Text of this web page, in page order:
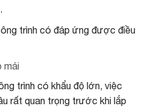
trình có đáp ứng được điều
mái
trình có khẩu độ lớn, việc
rất quan trọng trước khi lắp